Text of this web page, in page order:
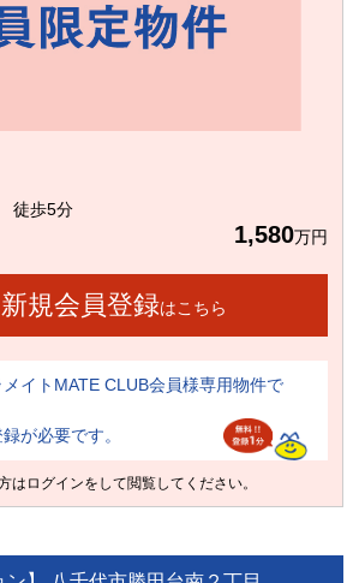
徒歩5分
1,580万円
新規会員登録はこちら
イトMATE CLUB会員様専用物件で
が必要です。
は ログインをして閲覧してください。